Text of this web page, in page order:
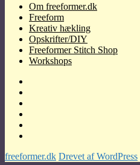
Om freeformer.dk
Freeform
Kreativ hækling
Opskrifter/DIY
Freeformer Stitch Shop
Workshops
freeformer.dk Drevet af WordPress